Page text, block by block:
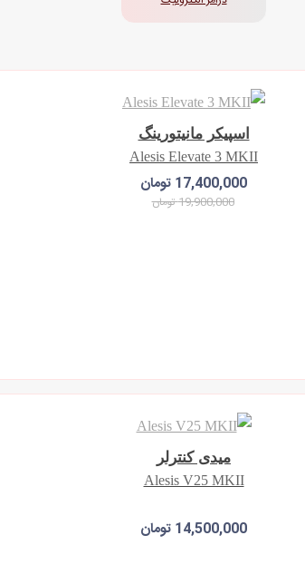
اسپیکر مانیتورینگ
Alesis Elevate 3 MKII
17,400,000 تومان
19,900,000 تومان
میدی کنترلر
Alesis V25 MKII
14,500,000 تومان